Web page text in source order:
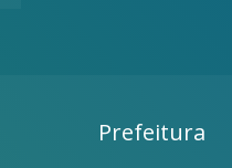
Prefeitura